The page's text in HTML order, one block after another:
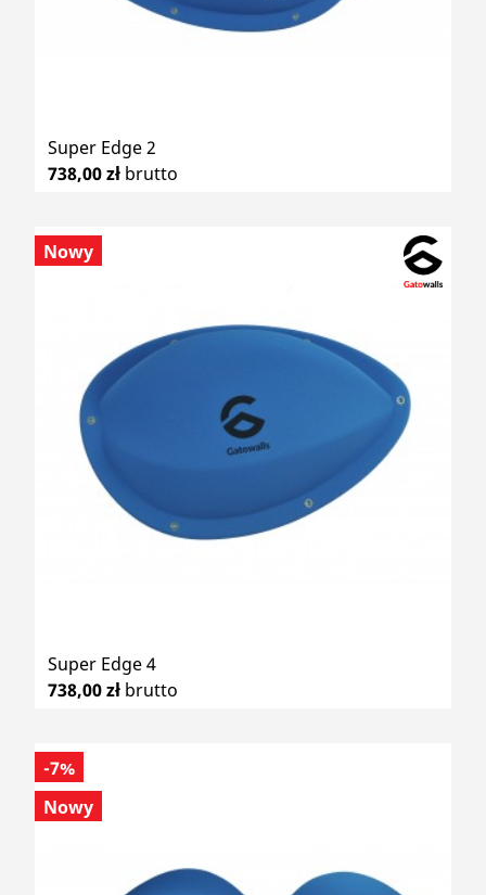
Super Edge 2
738,00 zł brutto
Super Edge 4
738,00 zł brutto
Nowy
-7%
Nowy